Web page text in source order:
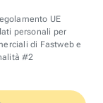
UE
personali per
di Fastweb e
#2